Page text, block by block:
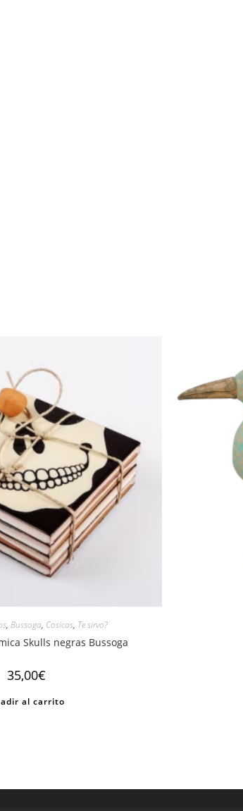
,Bussoga, Cosicas, Te sirvo?
Skulls negras Bussoga
35,00€
al carrito